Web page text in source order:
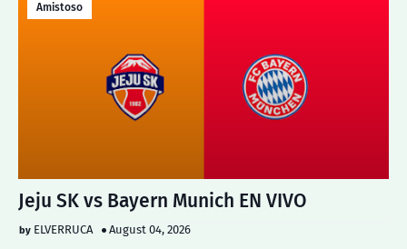
Amistoso
Jeju SK vs Bayern Munich EN VIVO
ELVERRUCA
August 04, 2026